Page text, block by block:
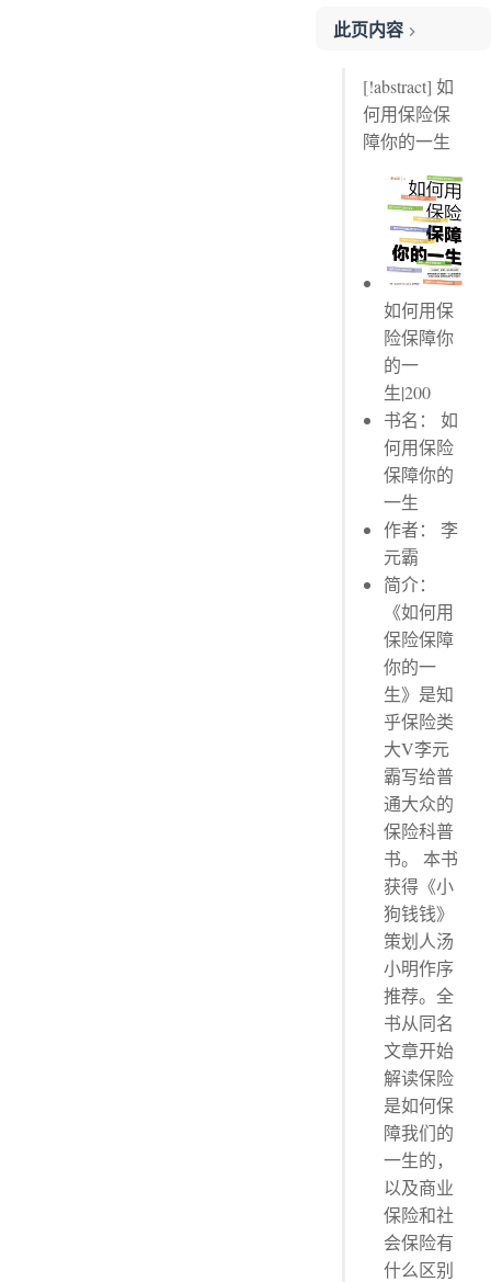
此页内容
保单内容是怎么定的？
一些投保常见的基本术语
如何选择适合自己的保险产品？
在国内买保险更靠谱吗？
划线评论
划线评论
划线评论
划线评论
划线评论
[!abstract] 如
何用保险保
障你的一生
如何用保
险保障你
的一
生|200
书名： 如
何用保险
保障你的
一生
作者： 李
元霸
简介：
《如何用
保险保障
你的一
生》是知
乎保险类
大V李元
霸写给普
通大众的
保险科普
书。 本书
获得《小
狗钱钱》
策划人汤
小明作序
推荐。全
书从同名
文章开始
解读保险
是如何保
障我们的
一生的，
以及商业
保险和社
会保险有
什么区别